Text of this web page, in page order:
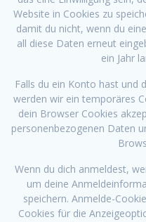
Website in Cookies zu
damit du nicht, wenn du
all diese Daten erneut
ein Jahr
Falls du ein Konto hast und
werden wir ein temporäres
dein Browser Cookies
personenbezogenen Daten
Wenn du dich anmeldest,
um deine
speichern. Anmelde-
Cookies für die